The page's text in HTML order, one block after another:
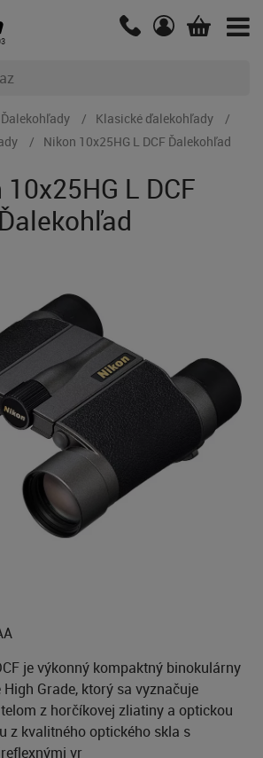
Ďalekohľady
Klasické ďalekohľady
Nikon 10x25HG L DCF Ďalekohľad
L DCF
Ďalekohľad
je výkonný kompaktný binokulárny
Grade, ktorý sa vyznačuje
z horčíkovej zliatiny a optickou
z kvalitného optického skla s
vr